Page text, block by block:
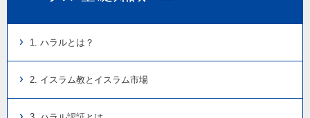
1. ハラルとは？
2. イスラム教とイスラム市場